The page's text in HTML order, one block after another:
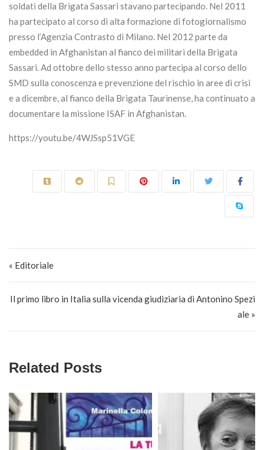
soldati della Brigata Sassari stavano partecipando. Nel 2011
ha partecipato al corso di alta formazione di fotogiornalismo
presso l’Agenzia Contrasto di Milano. Nel 2012 parte da
embedded in Afghanistan al fianco dei militari della Brigata
Sassari. Ad ottobre dello stesso anno partecipa al corso dello
SMD sulla conoscenza e prevenzione del rischio in aree di crisi
e a dicembre, al fianco della Brigata Taurinense, ha continuato a
documentare la missione ISAF in Afghanistan.
https://youtu.be/4WJSsp51VGE
« Editoriale
Il primo libro in Italia sulla vicenda giudiziaria di Antonino Spezi
ale »
Related Posts